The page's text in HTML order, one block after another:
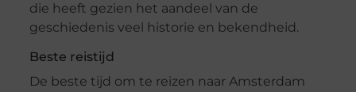
die heeft gezien het aandeel van de
geschiedenis veel historie en bekendheid.
Beste reistijd
De beste tijd om te reizen naar Amsterdam